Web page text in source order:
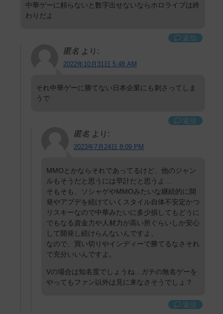
中華ゲーに頼らないと数字出せないならホロライブは終
わりだよ
返信
匿名 より:
2022年10月31日 5:48 AM
それ中華ゲーに勝てない日本企業にも刺さってしま
うで
返信
匿名 より:
2023年7月24日 8:09 PM
MMOとかならそれであってるけど、他のジャン
ルもそうだと思うには早計だと思うよ…
そもそも、ソシャゲやMMOみたいな継続的に開
発やアプデを続けていくスタイル自体不安定かつ
リスキーなので中華みたいに多少損してもどうに
でもなる資金力や人材力が高い所ぐらいしか安心
して開発し続けらんないんですよ。
なので、買い切りやインディーで勝てるなさそれ
で充分いいんですよ。
Vの場合は知名度でしょうね…ガチの無名ゲーを
やってもファン以外は見に来なさそうでしょ？
返信